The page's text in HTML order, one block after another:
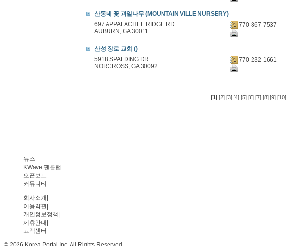
산동네 꽃 과일나무 (MOUNTAIN VILLE NURSERY)
697 APPALACHEE RIDGE RD.
AUBURN, GA 30011
770-867-7537
산성 장로 교회 ()
5918 SPALDING DR.
NORCROSS, GA 30092
770-232-1661
[1] [2] [3] [4] [5] [6] [7] [8] [9] [10]
뉴스
KWave 팬클럽
오픈보드
커뮤니티
회사소개
이용약관
개인정보정책
제휴안내
고객센터
© 2026 Korea Portal Inc. All Rights Reserved.